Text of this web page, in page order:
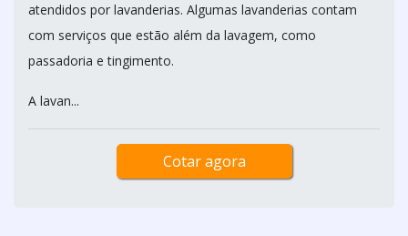
atendidos por lavanderias. Algumas lavanderias contam
com serviços que estão além da lavagem, como
passadoria e tingimento.
A lavan...
Cotar agora